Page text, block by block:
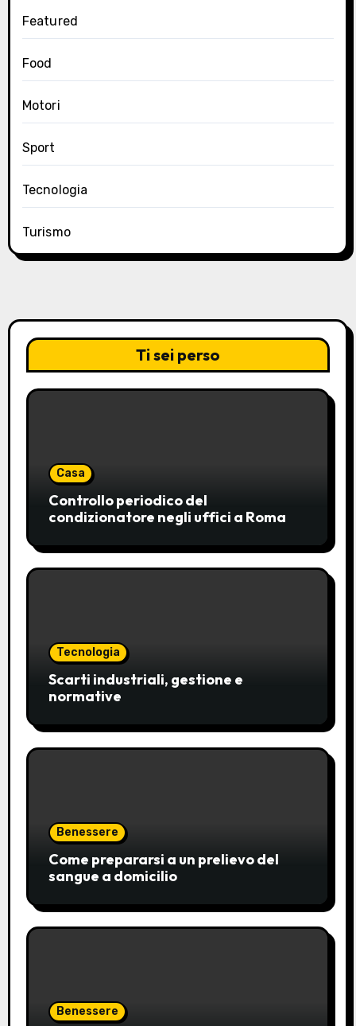
Featured
Food
Motori
Sport
Tecnologia
Turismo
Ti sei perso
Casa
Controllo periodico del
condizionatore negli uffici a Roma
Tecnologia
Scarti industriali, gestione e
normative
Benessere
Come prepararsi a un prelievo del
sangue a domicilio
Benessere